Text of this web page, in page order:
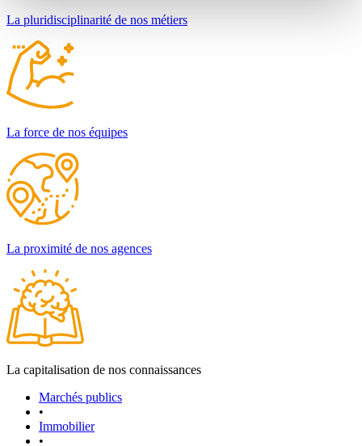
La pluridisciplinarité de nos métiers
La force de nos équipes
La proximité de nos agences
La capitalisation de nos connaissances
Marchés publics
•
Immobilier
•